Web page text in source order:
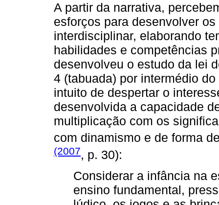
A partir da narrativa,
esforços para desenvolver
interdisciplinar, elaborando
habilidades e competências
desenvolveu o estudo da lei
4 (tabuada) por intermédio
intuito de despertar o
desenvolvida a capacidade
multiplicação com os
com dinamismo e de forma
(2007, p. 30):
Considerar a infância na
ensino fundamental,